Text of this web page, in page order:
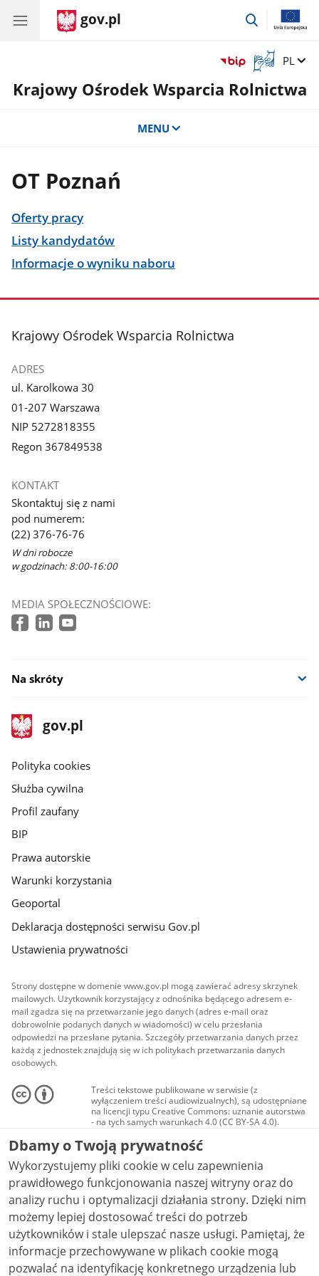
gov.pl
przejdź
Otwórz
okno
z
Zmień
PL
Krajowy Ośrodek Wsparcia Rolnictwa
MENU
OT Poznań
Oferty pracy
Listy kandydatów
Informacje o wyniku naboru
stopka
Krajowy Ośrodek Wsparcia Rolnictwa
ADRES
ul. Karolkowa 30
01-207 Warszawa
NIP 5272818355
Regon 367849538
KONTAKT
Skontaktuj się z nami
pod numerem:
(22) 376-76-76
W dni robocze
w godzinach: 8:00-16:00
MEDIA SPOŁECZNOŚCIOWE:
Na skróty
stopka
gov.pl
Strona
gov.pl
gov.pl
Polityka cookies
Służba cywilna
Profil zaufany
BIP
Prawa autorskie
Warunki korzystania
Geoportal
Deklaracja dostępności serwisu Gov.pl
Ustawienia prywatności
Strony dostępne w domenie www.gov.pl mogą zawierać adresy skrzynek
mailowych. Użytkownik korzystający z odnośnika będącego adresem e-
mail zgadza się na przetwarzanie jego danych (adres e-mail oraz
dobrowolnie podanych danych w wiadomości) w celu przesłania
odpowiedzi na przesłane pytania. Szczegóły przetwarzania danych przez
każdą z jednostek znajdują się w ich politykach przetwarzania danych
osobowych.
Treści tekstowe publikowane w serwisie (z
wyłączeniem treści audiowizualnych), są udostępniane
na licencji typu Creative Commons: uznanie autorstwa
- na tych samych warunkach 4.0 (CC BY-SA 4.0).
Materiały audiowizualne, w tym zdjęcia, materiały
audio i wideo, są udostępniane na licencji typu
Creative Commons: uznanie autorstwa użycie
niekomercyjne - bez utworów zależnych 4.0 (CC BY-
NC-ND 4.0), o ile nie jest to stwierdzone inaczej.
Dbamy o Twoją prywatność
Wykorzystujemy pliki cookie w celu zapewnienia
prawidłowego funkcjonowania naszej witryny oraz do
analizy ruchu i optymalizacji działania strony. Dzięki nim
możemy lepiej dostosować treści do potrzeb
użytkowników i stale ulepszać nasze usługi. Pamiętaj, że
informacje przechowywane w plikach cookie mogą
pozwalać na identyfikację konkretnego urządzenia lub